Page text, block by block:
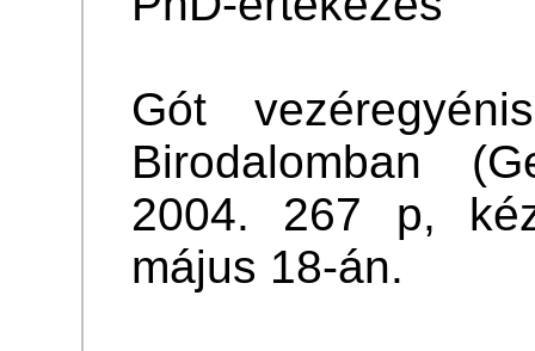
Gót
Birodalomban
2004. 267 p,
május 18-án.